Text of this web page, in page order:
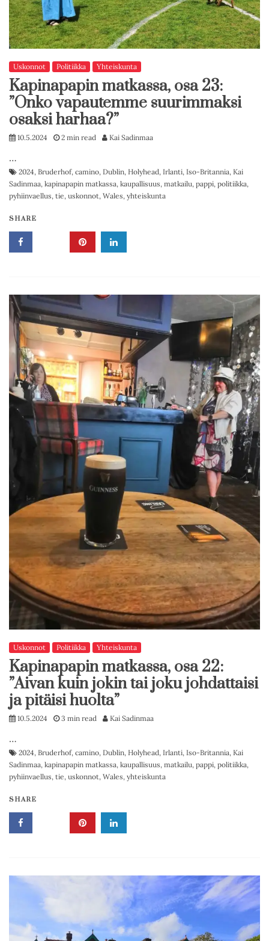
Uskonnot Politiikka Yhteiskunta
Kapinapapin matkassa, osa 23:
”Onko vapautemme suurimmaksi
osaksi harhaa?”
10.5.2024 2 min read Kai Sadinmaa
…
2024, Bruderhof, camino, Dublin, Holyhead, Irlanti, Iso-Britannia, Kai
Sadinmaa, kapinapapin matkassa, kaupallisuus, matkailu, pappi, politiikka,
pyhiinvaellus, tie, uskonnot, Wales, yhteiskunta
SHARE
Uskonnot Politiikka Yhteiskunta
Kapinapapin matkassa, osa 22:
”Aivan kuin jokin tai joku johdattaisi
ja pitäisi huolta”
10.5.2024 3 min read Kai Sadinmaa
…
2024, Bruderhof, camino, Dublin, Holyhead, Irlanti, Iso-Britannia, Kai
Sadinmaa, kapinapapin matkassa, kaupallisuus, matkailu, pappi, politiikka,
pyhiinvaellus, tie, uskonnot, Wales, yhteiskunta
SHARE